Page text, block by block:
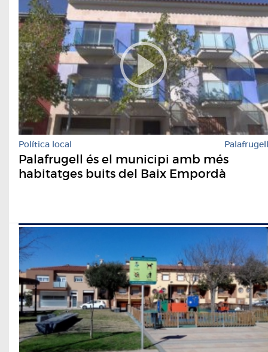
Política local Palafrugell
Palafrugell és el municipi amb més
habitatges buits del Baix Empordà